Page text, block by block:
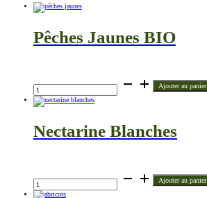
Pêches Jaunes BIO
de
Pêches
Jaunes
BIO
Ajouter au panier
Nectarine Blanches
de
Nectarine
Blanches
Ajouter au panier